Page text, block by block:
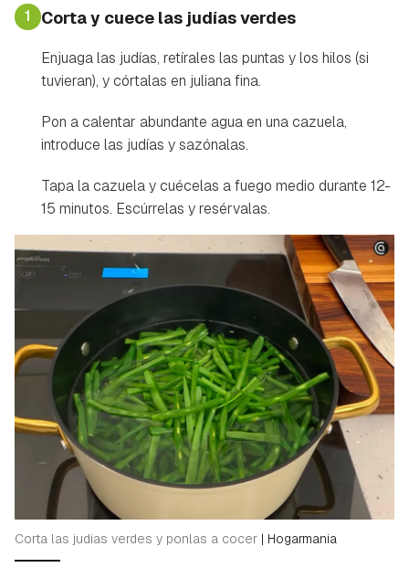
1 Corta y cuece las judías verdes
Enjuaga las judías, retírales las puntas y los hilos (si
tuvieran), y córtalas en juliana fina.
Pon a calentar abundante agua en una cazuela,
introduce las judías y sazónalas.
Tapa la cazuela y cuécelas a fuego medio durante 12-
15 minutos. Escúrrelas y resérvalas.
Corta las judías verdes y ponlas a cocer | Hogarmania